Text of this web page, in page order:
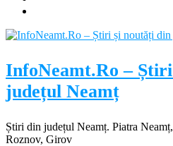
InfoNeamt.Ro –
județul Neamț
Știri din județul Neamț. Piatra
Roznov, Girov